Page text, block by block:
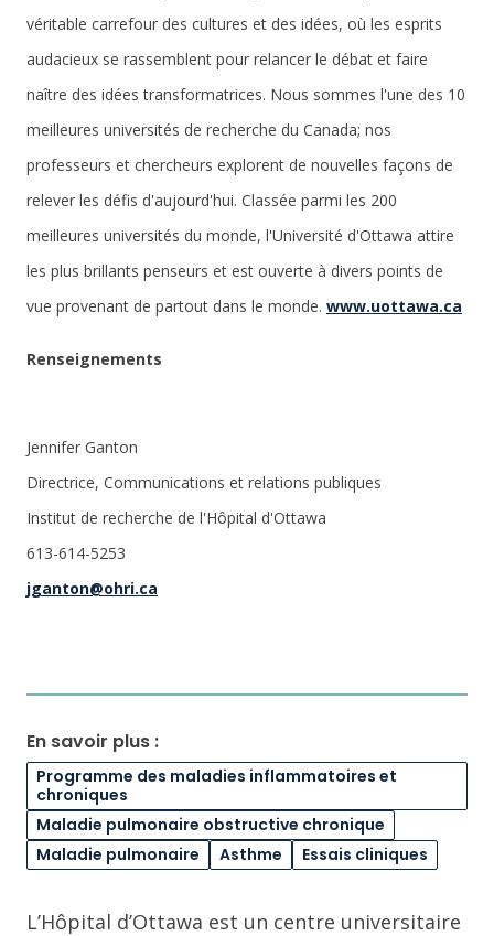
véritable carrefour des cultures et des idées, où les esprits
audacieux se rassemblent pour relancer le débat et faire
naître des idées transformatrices. Nous sommes l'une des 10
meilleures universités de recherche du Canada; nos
professeurs et chercheurs explorent de nouvelles façons de
relever les défis d'aujourd'hui. Classée parmi les 200
meilleures universités du monde, l'Université d'Ottawa attire
les plus brillants penseurs et est ouverte à divers points de
vue provenant de partout dans le monde. www.uottawa.ca
Renseignements
Jennifer Ganton
Directrice, Communications et relations publiques
Institut de recherche de l'Hôpital d'Ottawa
613-614-5253
jganton@ohri.ca
En savoir plus :
Programme des maladies inflammatoires et
chroniques
Maladie pulmonaire obstructive chronique
Maladie pulmonaire
Asthme Essais cliniques
L’Hôpital d’Ottawa est un centre universitaire